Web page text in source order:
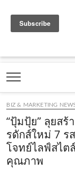
a
e
b
o
o
k
.
c
o
t
b
e
.
c
o
.
o
e
m
e
BIZ & MARKETING
“ปุ้มปุ้ย” ลุยสร้
รดักส์ใหม่ 7 ร
โจทย์ไลฟ์สไต
คุณภาพ